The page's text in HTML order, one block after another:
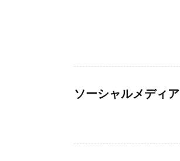
ソーシャルメディア